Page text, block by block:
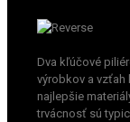
Dva kľúčové
výrobkov a vzťah
najlepšie
trvácnosť sú